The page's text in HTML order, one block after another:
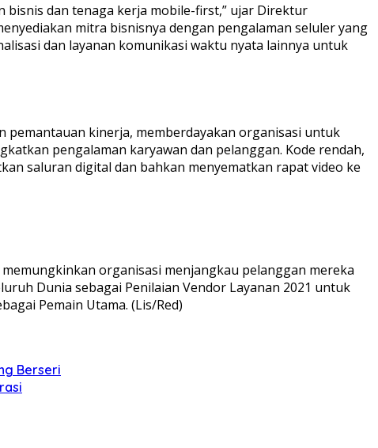
dan tenaga kerja mobile-first,” ujar Direktur
mitra bisnisnya dengan pengalaman seluler yang
dan layanan komunikasi waktu nyata lainnya untuk
pemantauan kinerja, memberdayakan organisasi untuk
pengalaman karyawan dan pelanggan. Kode rendah,
saluran digital dan bahkan menyematkan rapat video ke
organisasi menjangkau pelanggan mereka
Dunia sebagai Penilaian Vendor Layanan 2021 untuk
Pemain Utama. (Lis/Red)
Berseri